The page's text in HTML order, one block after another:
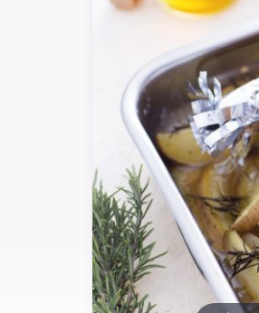
Gateaux et patisserie
Dernieres recettes
IT Website